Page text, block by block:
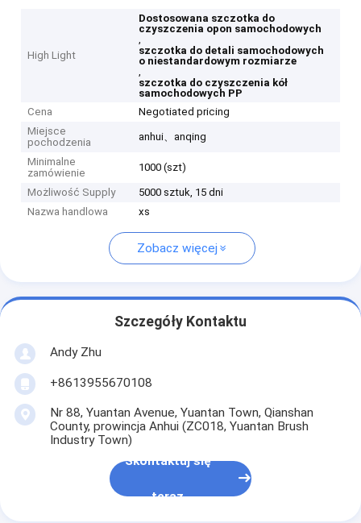
High Light
Dostosowana szczotka do
czyszczenia opon samochodowych
,
szczotka do detali samochodowych
o niestandardowym rozmiarze
,
szczotka do czyszczenia kół
samochodowych PP
Cena
Negotiated pricing
Miejsce
pochodzenia
anhui、anqing
Minimalne
zamówienie
1000 (szt)
Możliwość Supply
5000 sztuk, 15 dni
Nazwa handlowa
xs
Zobacz więcej
Szczegóły Kontaktu
Andy Zhu
+8613955670108
Nr 88, Yuantan Avenue, Yuantan Town, Qianshan
County, prowincja Anhui (ZC018, Yuantan Brush
Industry Town)
Skontaktuj się
teraz